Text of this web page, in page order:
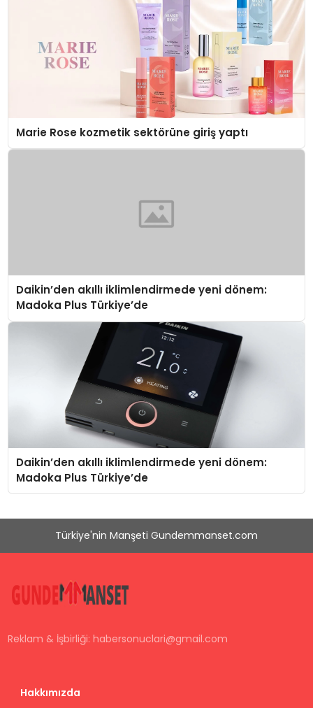
Marie Rose kozmetik sektörüne giriş yaptı
Daikin’den akıllı iklimlendirmede yeni dönem:
Madoka Plus Türkiye’de
Daikin’den akıllı iklimlendirmede yeni dönem:
Madoka Plus Türkiye’de
Türkiye'nin Manşeti Gundemmanset.com
Reklam & İşbirliği:habersonuclari@gmail.com
Hakkımızda